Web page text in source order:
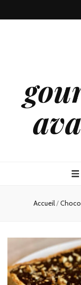
Accueil/